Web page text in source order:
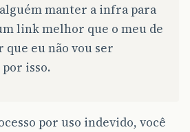
manter a infra para
link melhor que o meu de
que eu não vou ser
isso.
por uso indevido, você